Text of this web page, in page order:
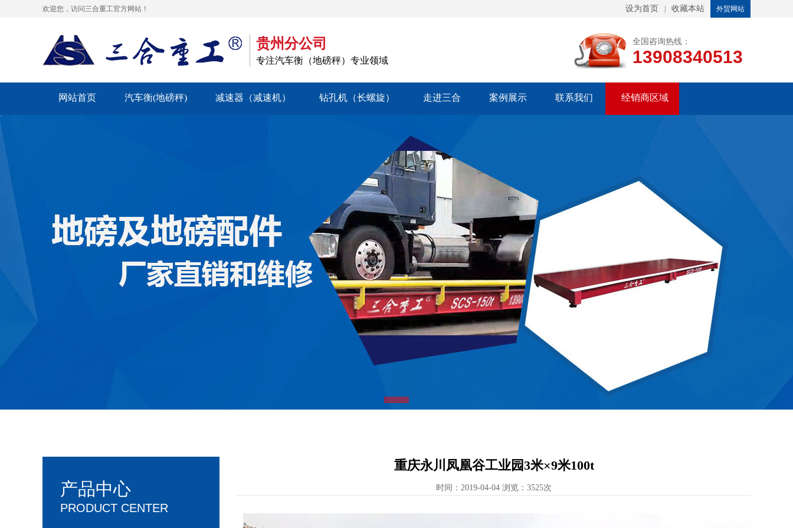
欢迎您，访问三合重工官方网站！ 外贸网站
收藏本站
设为首页
贵州分公司
专注汽车衡（地磅秤）专业领域
全国咨询热线：
13908340513
网站首页 汽车衡(地磅秤) 减速器（减速机） 钻孔机（长螺旋） 走进三合 案例展示 联系我们 经销商区域
重庆永川凤凰谷工业园3米×9米100t
时间：2019-04-04 浏览：3525次
产品中心
PRODUCT CENTER